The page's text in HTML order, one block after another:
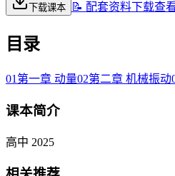
下载课本 📝 配套资料下载查
目录
01 第一章 动量02第二章 机械振动
课本简介
高中 2025